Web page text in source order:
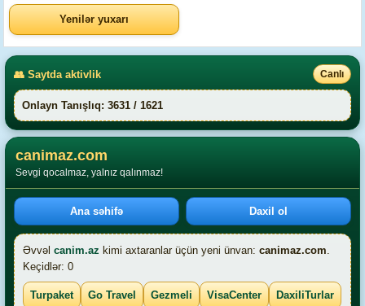
Yenilər yuxarı
👥 Saytda aktivlik Canlı
Onlayn Tanışlıq: 3631 / 1621
canimaz.com
Sevgi qocalmaz, yalnız qalınmaz!
Ana səhifə Daxil ol
Əvvəl canim.az kimi axtaranlar üçün yeni ünvan: canimaz.com.
Keçidlər: 0
Turpaket Go Travel Gezmeli VisaCenter DaxiliTurlar